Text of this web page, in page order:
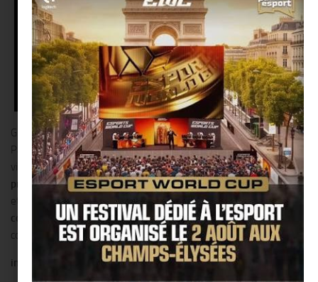
Guide des sorties et bons plans parisien, le blog « les nouvelles de
Paris » vous informe enavant première sur toute l’actualitéde la
ville de Paris. Vous êtes curieux et motivé ? Vous désirez fairevos
premiers pas en tant que journalisteet au sein d’uneéquipe jeune
et dynamique ? « les nouvelles de Paris » recrute des
collaborateurs bénévolesdès maintenant ! N’hésitez pas à nous
contacter :
info@nouvellesdeparis.com